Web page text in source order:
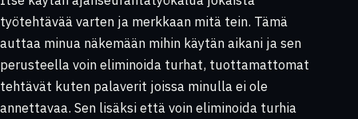
työtehtävää varten ja merkkaan mitä tein. Tämä
auttaa minua näkemään mihin käytän aikani ja sen
perusteella voin eliminoida turhat, tuottamattomat
tehtävät kuten palaverit joissa minulla ei ole
annettavaa. Sen lisäksi että voin eliminoida turhia